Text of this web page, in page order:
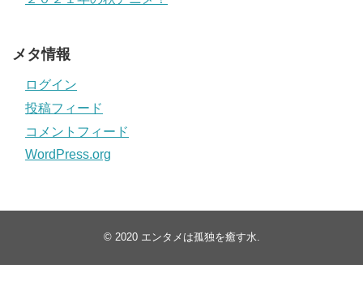
メタ情報
ログイン
投稿フィード
コメントフィード
WordPress.org
© 2020 エンタメは孤独を癒す水.